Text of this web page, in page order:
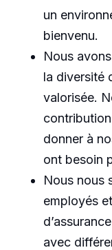
un
bienvenu.
Nous
la diversité
valorisée.
donner à
ont besoin
Nous nous
employés
avec